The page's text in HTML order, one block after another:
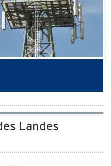
Landes